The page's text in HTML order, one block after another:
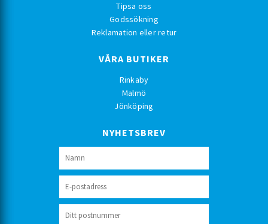
Tipsa oss
Godssökning
Reklamation eller retur
VÅRA BUTIKER
Rinkaby
Malmö
Jönköping
NYHETSBREV